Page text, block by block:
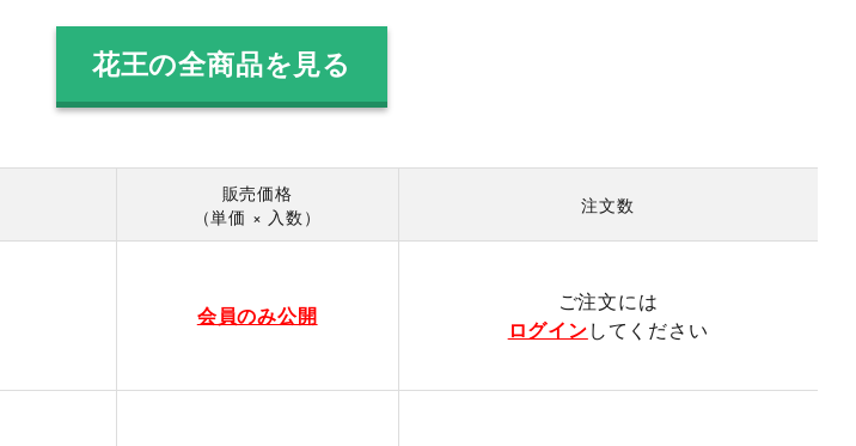
花王の全商品を見る
販売価格
（単価 × 入数）
注文数
会員のみ公開
ご注文には
ログインしてください